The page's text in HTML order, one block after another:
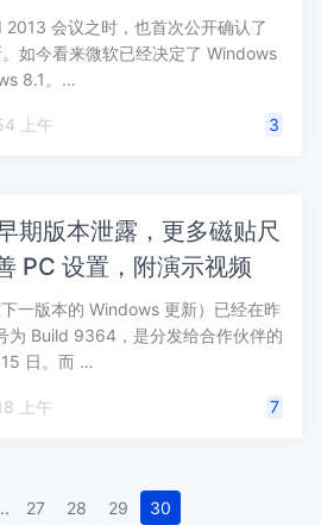
会议之时，也首次公开确认了
如今看来微软已经决定了 Windows
8.1。…
3 日, 10:54 上午 3
期版本泄露，更多磁贴尺
PC 设置，附演示视频
一版本的 Windows 更新）已经在昨
为 Build 9364，是分发给合作伙伴的
日。而 …
月 25 日, 9:18 上午 7
27 28 29 30